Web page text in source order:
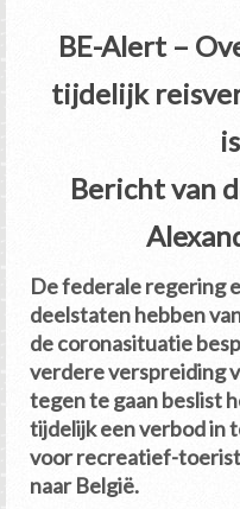
BE-Alert –
tijdelijk
Bericht van
De federale regering
deelstaten hebben
de coronasituatie
verdere verspreiding
tegen te gaan beslist
tijdelijk een verbod in
voor recreatief-
naar België.